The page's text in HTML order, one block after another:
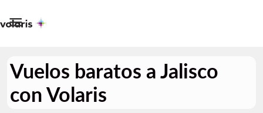

Vuelos baratos a Jalisco
con Volaris